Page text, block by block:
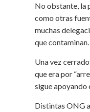
No obstante, la
como otras
muchas
que contaminan.
Una vez
que era por
sigue apoyando
Distintas ONG